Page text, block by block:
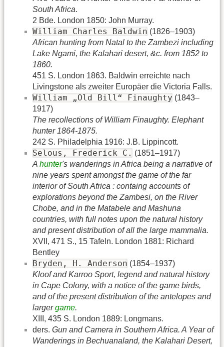
South Africa.
2 Bde. London 1850: John Murray.
William Charles Baldwin (1826–1903)
African hunting from Natal to the Zambezi including
Lake Ngami, the Kalahari desert, &c. from 1852 to
1860.
451 S. London 1863. Baldwin erreichte nach
Livingstone als zweiter Europäer die Victoria Falls.
William „Old Bill“ Finaughty (1843–
1917)
The recollections of William Finaughty. Elephant
hunter 1864-1875.
242 S. Philadelphia 1916: J.B. Lippincott.
Selous, Frederick C. (1851–1917)
A hunter's wanderings in Africa being a narrative of
nine years spent amongst the game of the far
interior of South Africa : containg accounts of
explorations beyond the Zambesi, on the River
Chobe, and in the Matabele and Mashuna
countries, with full notes upon the natural history
and present distribution of all the large mammalia.
XVII, 471 S., 15 Tafeln. London 1881: Richard
Bentley
Bryden, H. Anderson (1854–1937)
Kloof and Karroo Sport, legend and natural history
in Cape Colony, with a notice of the game birds,
and of the present distribution of the antelopes and
largergame.
XIII, 435 S. London 1889: Longmans.
ders. Gun and Camera in Southern Africa. A Year of
Wanderings in Bechuanaland, the Kalahari Desert,